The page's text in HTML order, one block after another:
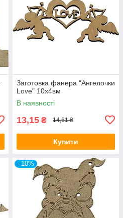
Заготовка фанера "Ангелочки
Love" 10x4sм
В наявності
13,15 ₴ 14,61 ₴
Купити
–10%